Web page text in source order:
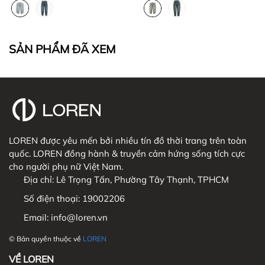
3. HƯỚNG DẪN ĐỔI SẢN PHẨM
SẢN PHẨM ĐÃ XEM
LOREN được yêu mến bởi nhiều tín đồ thời trang trên toàn
quốc. LOREN đồng hành & truyền cảm hứng sống tích cực
cho người phụ nữ Việt Nam.
Địa chỉ: Lê Trọng Tấn, Phường Tây Thạnh, TPHCM
Số điện thoại: 19002206
Email: info@loren.vn
© Bản quyền thuộc về LOREN
VỀ LOREN